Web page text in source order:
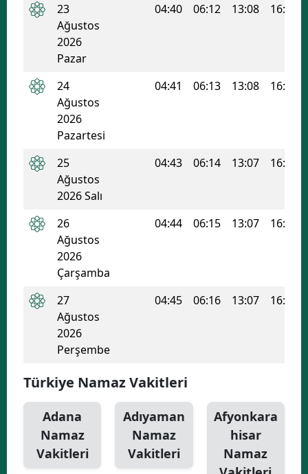
23
Ağustos
2026
Pazar
04:40 06:12 13:08 16:52
24
Ağustos
2026
Pazartesi
04:41 06:13 13:08 16:52
25
Ağustos
2026 Salı
04:43 06:14 13:07 16:51
26
Ağustos
2026
Çarşamba
04:44 06:15 13:07 16:50
27
Ağustos
2026
Perşembe
04:45 06:16 13:07 16:49
Türkiye Namaz Vakitleri
Adana
Namaz
Vakitleri
Adıyaman
Namaz
Vakitleri
Afyonkara
hisar
Namaz